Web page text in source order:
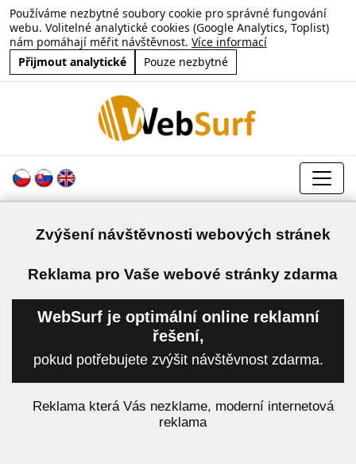
Používáme nezbytné soubory cookie pro správné fungování
webu. Volitelné analytické cookies (Google Analytics, Toplist)
nám pomáhají měřit návštěvnost. Více informací
Přijmout analytické
Pouze nezbytné
Zvýšení návštěvnosti webových stránek
Reklama pro Vaše webové stránky zdarma
WebSurf je optimální online reklamní
řešení,
pokud potřebujete zvýšit návštěvnost zdarma.
Reklama která Vás nezklame, moderní internetová
reklama